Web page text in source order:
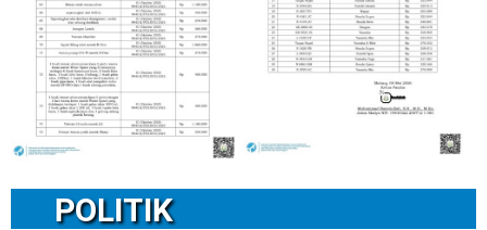
POLITIK